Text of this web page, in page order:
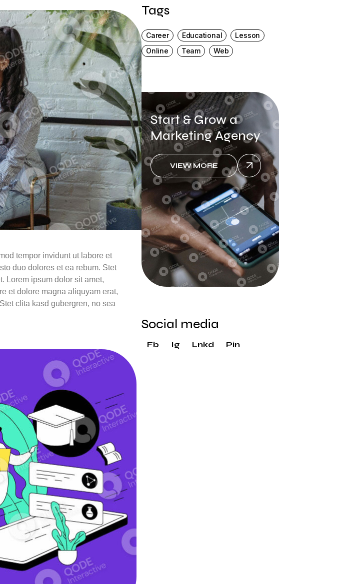
tempor invidunt ut labore et
duo dolores et ea rebum. Stet
Lorem ipsum dolor sit amet,
et dolore magna aliquyam erat,
clita kasd gubergren, no sea
Tags
Career Educational
Lesson
Online
Team Web
Start & Grow a
Marketing Agency
VIEW MORE
Social media
Fb Ig Lnkd Pin